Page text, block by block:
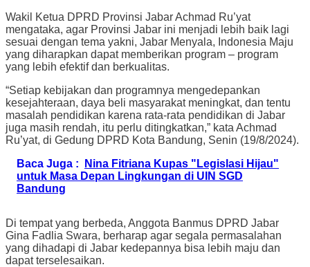
Wakil Ketua DPRD Provinsi Jabar Achmad Ru’yat
mengataka, agar Provinsi Jabar ini menjadi lebih baik lagi
sesuai dengan tema yakni, Jabar Menyala, Indonesia Maju
yang diharapkan dapat memberikan program – program
yang lebih efektif dan berkualitas.
“Setiap kebijakan dan programnya mengedepankan
kesejahteraan, daya beli masyarakat meningkat, dan tentu
masalah pendidikan karena rata-rata pendidikan di Jabar
juga masih rendah, itu perlu ditingkatkan,” kata Achmad
Ru’yat, di Gedung DPRD Kota Bandung, Senin (19/8/2024).
Baca Juga :
Nina Fitriana Kupas "Legislasi Hijau"
untuk Masa Depan Lingkungan di UIN SGD
Bandung
Di tempat yang berbeda, Anggota Banmus DPRD Jabar
Gina Fadlia Swara, berharap agar segala permasalahan
yang dihadapi di Jabar kedepannya bisa lebih maju dan
dapat terselesaikan.